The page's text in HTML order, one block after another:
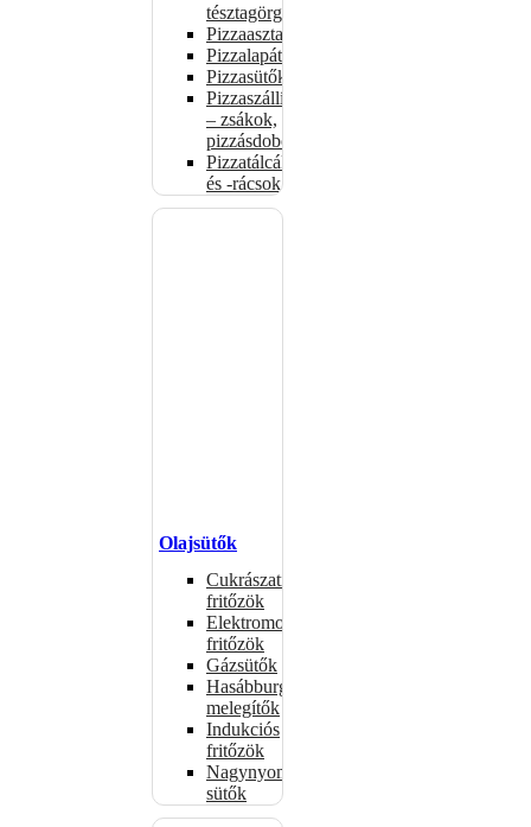
tésztagörgők
Pizzaasztalok
Pizzalapátok
Pizzasütők
Pizzaszállítás
– zsákok,
pizzásdobozok
Pizzatálcák
és -rácsok
Olajsütők
Cukrászati
fritőzök
Elektromos
fritőzök
Gázsütők
Hasábburgonya
melegítők
Indukciós
fritőzök
Nagynyomású
sütők